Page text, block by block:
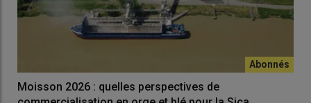
Moisson 2026 : quelles perspectives de